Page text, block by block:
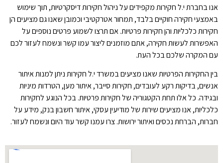
אנו בחברת י.ל חקירות מקפידים על ניהול חקירות דיסקרטיות, תוך שימוש
באמצעי חקירה חוקיים בלבד, תמחור אטרקטיבי וכמובן שאנו גם מציעים הן
חקירות כלכליות והן חקירות פרטיות. אם תרצו לשמוע פרטים נוספים על
האפשרות לעשות חקירה, אתם מוזמנים ליצור עמו קשר ונשמח לעזור לכם
עם המקרה שלכם בכל העת.
בין החקירות הפרטיות שאנו מציעים במשרד י.ל חקירות ניתן למנות איתור
אנשים, בדיקות רקע לעובדים, חקירות סייבר, איתור מען, הטרדות מיניות
ובגידה. כל אלו תחת הקטגוריה של חקירות פרטיות. בכל הנוגע לחקירות
כלכליות, אנו מציעים שירות של מודיעין עסקי, איתור חשבון בנק, מידע על
חברות, הברחת נכסים ואיתור ירושות. צרו עמנו קשר עוד היום ונשמח לעזור.